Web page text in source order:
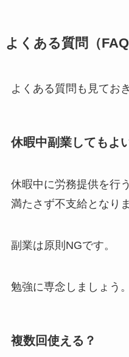
よくある質問（FAQ
よくある質問も見てお
休暇中副業してもよ
休暇中に労務提供を行
満たさず不支給となりま
副業は原則NGです。
勉強に専念しましょう。
複数回使える？